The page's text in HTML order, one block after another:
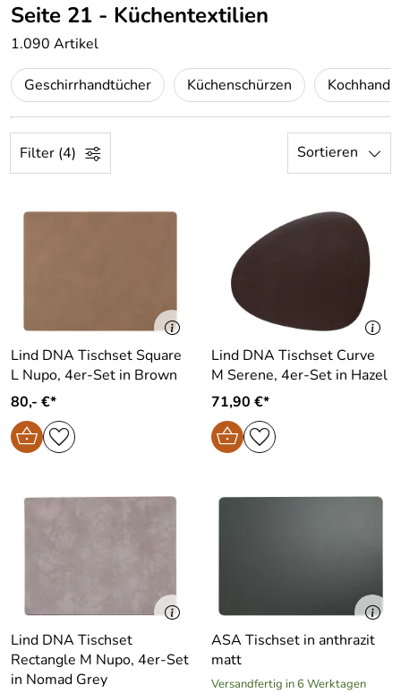
Seite 21 - Küchentextilien
1.090 Artikel
Geschirrhandtücher Küchenschürzen
Filter (4) Sortieren
Lind DNA Tischset Square
L Nupo, 4er-Set in Brown
80,- €*
Lind DNA Tischset Curve
M Serene, 4er-Set in Hazel
71,90 €*
Lind DNA Tischset
Rectangle M Nupo, 4er-Set
in Nomad Grey
ASA Tischset in anthrazit
matt
Versandfertig in 6 Werktagen